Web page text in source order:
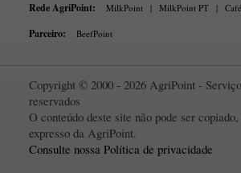
Rede AgriPoint: MilkPoint | MilkPoint PT |
Parceiro: BeefPoint
Copyright © 2000 - 2026 AgriPoint -
reservados
O conteúdo deste site não pode ser
expresso da AgriPoint.
Consulte nossa Política de privacidade